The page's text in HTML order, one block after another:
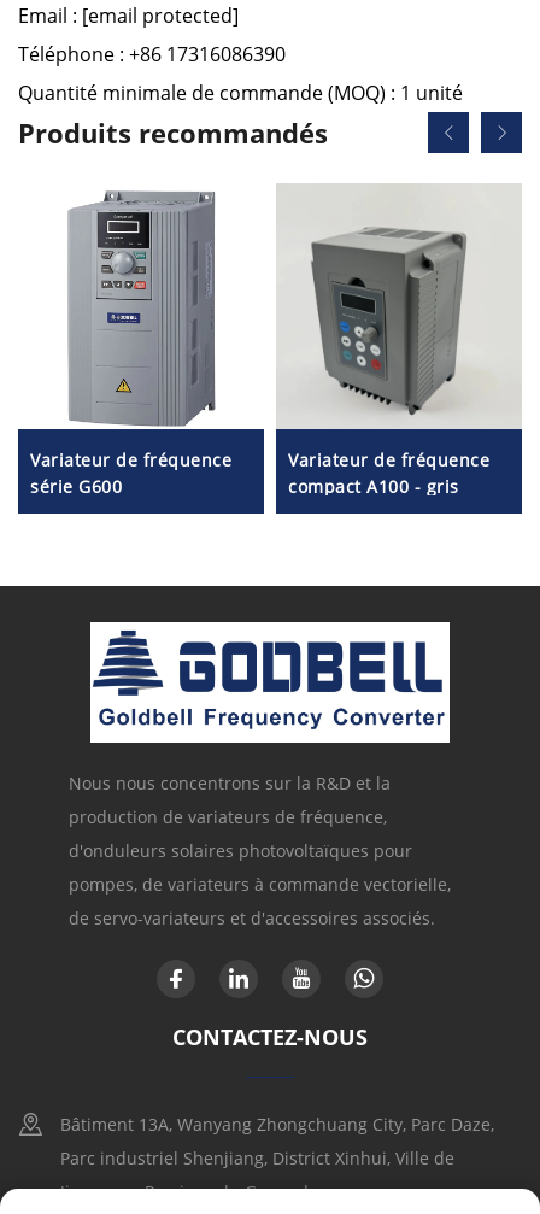
Email : [email protected]
Téléphone : +86 17316086390
Quantité minimale de commande (MOQ) : 1 unité
Produits recommandés
Variateur de fréquence
série G600
Variateur de fréquence
compact A100 - gris
Nous nous concentrons sur la R&D et la
production de variateurs de fréquence,
d'onduleurs solaires photovoltaïques pour
pompes, de variateurs à commande vectorielle,
de servo-variateurs et d'accessoires associés.
CONTACTEZ-NOUS
Bâtiment 13A, Wanyang Zhongchuang City, Parc Daze,
Parc industriel Shenjiang, District Xinhui, Ville de
Jiangmen, Province du Guangdong